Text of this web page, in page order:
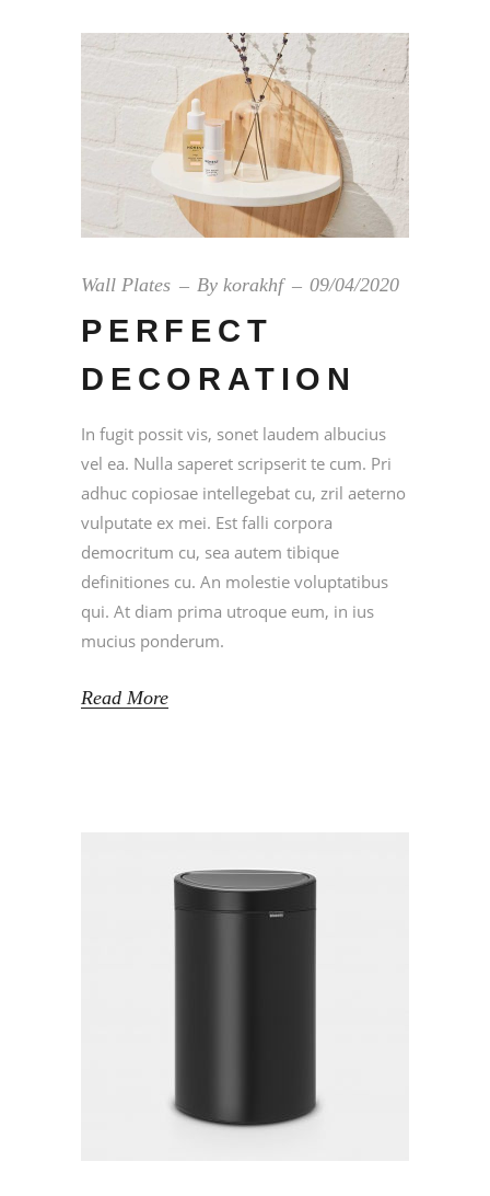
Wall Plates By korakhf 09/04/2020
PERFECT
DECORATION
In fugit possit vis, sonet laudem albucius
vel ea. Nulla saperet scripserit te cum. Pri
adhuc copiosae intellegebat cu, zril aeterno
vulputate ex mei. Est falli corpora
democritum cu, sea autem tibique
definitiones cu. An molestie voluptatibus
qui. At diam prima utroque eum, in ius
mucius ponderum.
Read More